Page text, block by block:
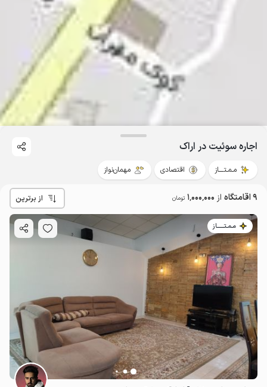
اجاره سوئیت در اراک
مـمـتــــاز اقتصادی مهمان‌نواز
9 اقامتگاه از 1٬000٬000 تومان از برترین
مـمـتــــــاز